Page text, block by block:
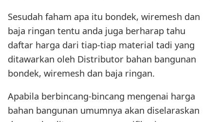
Sesudah faham apa itu bondek, wiremesh dan
baja ringan tentu anda juga berharap tahu
daftar harga dari tiap-tiap material tadi yang
ditawarkan oleh Distributor bahan bangunan
bondek, wiremesh dan baja ringan.
Apabila berbincang-bincang mengenai harga
bahan bangunan umumnya akan diselaraskan